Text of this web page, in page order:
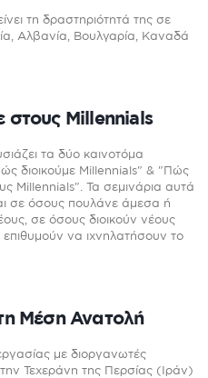
τη δραστηριότητά της σε
Αλβανία, Βουλγαρία, Καναδά
Millennials
τα δύο καινοτόμα
διοικούμε Millennials" & "Πώς
Millennials". Τα σεμινάρια αυτά
σε όσους πουλάνε άμεσα ή
σε όσους διοικούν νέους
να ιχνηλατήσουν το
Μέση Ανατολή
με διοργανωτές
Τεχεράνη της Περσίας (Ιράν)